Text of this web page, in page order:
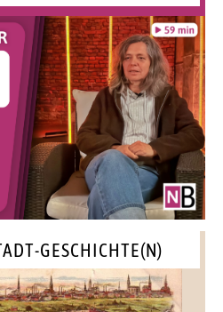
GESCHICHTE(N)